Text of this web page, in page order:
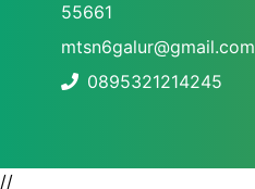
55661
mtsn6galur@gmail.com
0895321214245
//